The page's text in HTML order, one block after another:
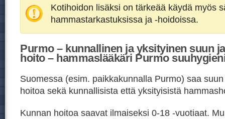
Kotihoidon lisäksi on tärkeää käydä myös
hammastarkastuksissa ja -hoidoissa.
Purmo – kunnallinen ja yksityinen suun
hoito – hammaslääkäri Purmo
Suomessa (esim. paikkakunnalla Purmo) saa
hoitoa sekä kunnallisista että yksityisistä
Kunnan hoitoa saavat ilmaiseksi 0-18 -vuotiaat.